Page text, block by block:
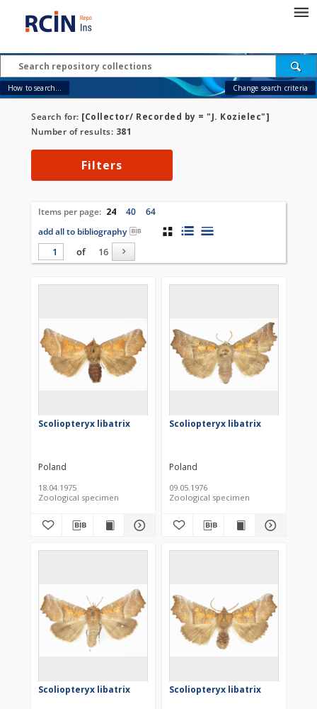
How to search... Change search criteria
Search for: [Collector/ Recorded by = "J. Kozielec"]
Number of results: 381
Filters
Items per page: 24 40
64
add all to bibliography
of
16
Scoliopteryx libatrix
Poland
18.04.1975
Zoological specimen
Scoliopteryx libatrix
Poland
09.05.1976
Zoological specimen
Scoliopteryx libatrix Scoliopteryx libatrix